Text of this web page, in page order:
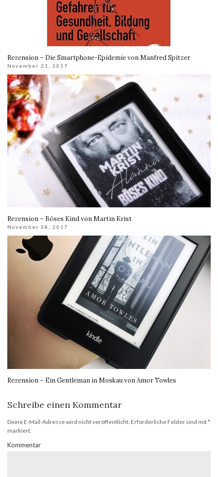
Rezension – Die Smartphone-Epidemie von Manfred Spitzer
November 21, 2017
Rezension – Böses Kind von Martin Krist
November 28, 2017
Rezension – Ein Gentleman in Moskau von Amor Towles
Schreibe einen Kommentar
Deine E-Mail-Adresse wird nicht veröffentlicht. Erforderliche Felder sind mit*
markiert.
Kommentar